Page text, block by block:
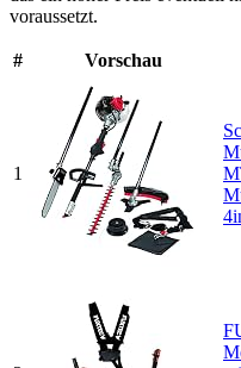
voraussetzt.
# Vorschau
1